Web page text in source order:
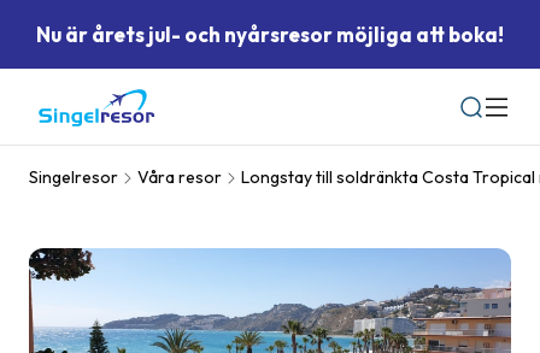
Nu är årets jul- och nyårsresor möjliga att boka!
Sök
Singelresor Våra resor Longstay till soldränkta Costa